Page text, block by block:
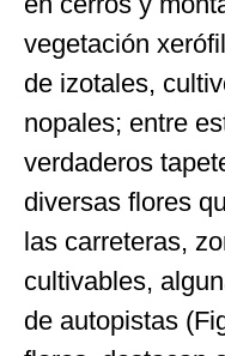
vegetación
de izotales,
nopales; entre
verdaderos
diversas flores
las carreteras,
cultivables,
de autopistas